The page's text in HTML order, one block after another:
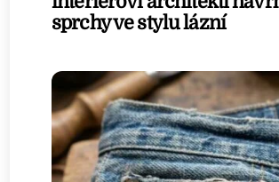
sprchy ve stylu lázní